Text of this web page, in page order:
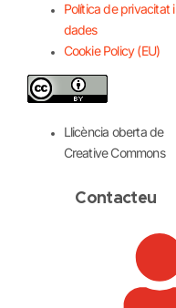
Política de privacitat i
dades
Cookie Policy (EU)
Llicència oberta de
Creative Commons
Contacteu